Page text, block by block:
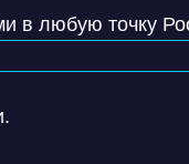
в любую точку